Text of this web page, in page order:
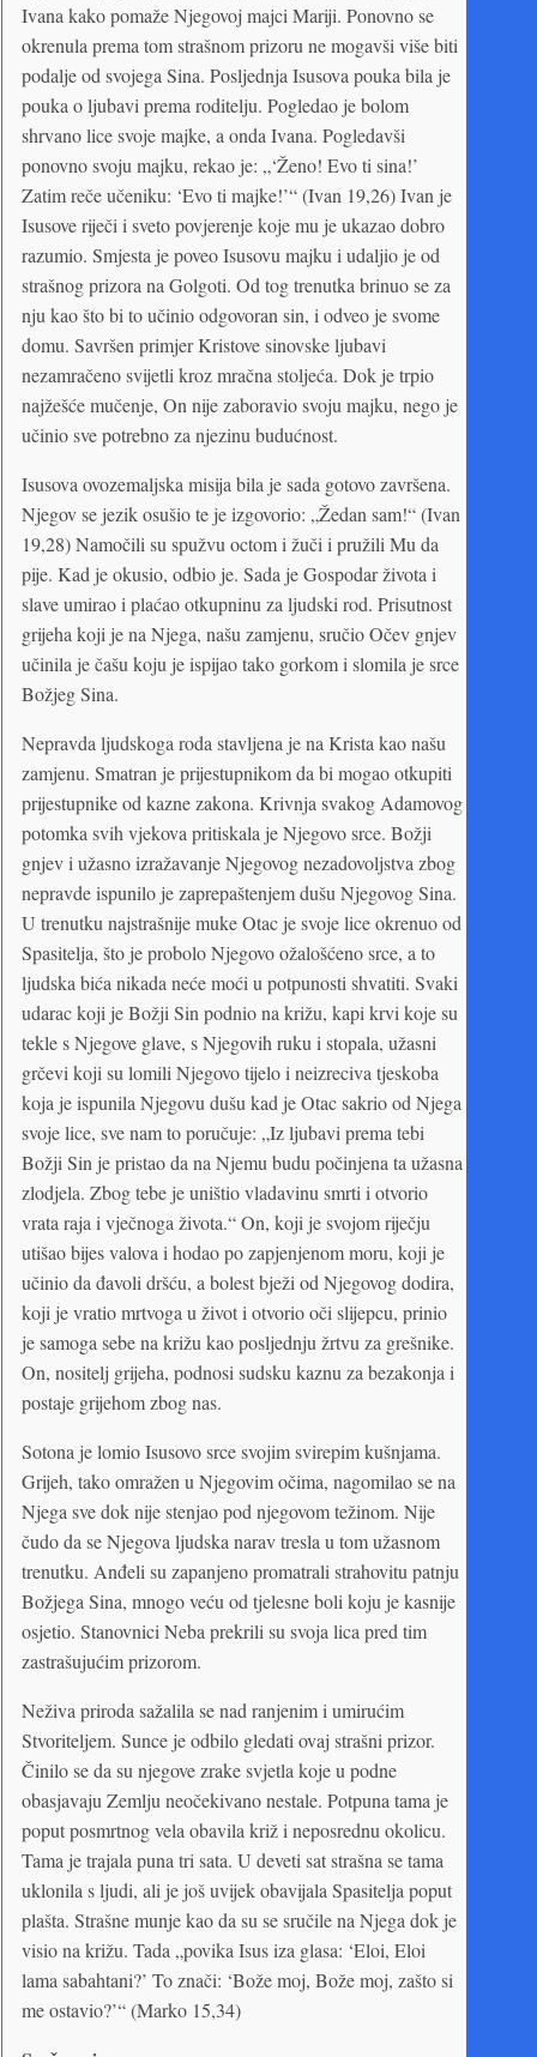
Ivana kako pomaže Njegovoj majci Mariji. Ponovno se
okrenula prema tom strašnom prizoru ne mogavši više biti
podalje od svojega Sina. Posljednja Isusova pouka bila je
pouka o ljubavi prema roditelju. Pogledao je bolom
shrvano lice svoje majke, a onda Ivana. Pogledavši
ponovno svoju majku, rekao je: „‘Ženo! Evo ti sina!’
Zatim reče učeniku: ‘Evo ti majke!’“ (Ivan 19,26) Ivan je
Isusove riječi i sveto povjerenje koje mu je ukazao dobro
razumio. Smjesta je poveo Isusovu majku i udaljio je od
strašnog prizora na Golgoti. Od tog trenutka brinuo se za
nju kao što bi to učinio odgovoran sin, i odveo je svome
domu. Savršen primjer Kristove sinovske ljubavi
nezamračeno svijetli kroz mračna stoljeća. Dok je trpio
najžešće mučenje, On nije zaboravio svoju majku, nego je
učinio sve potrebno za njezinu budućnost.
Isusova ovozemaljska misija bila je sada gotovo završena.
Njegov se jezik osušio te je izgovorio: „Žedan sam!“ (Ivan
19,28) Namočili su spužvu octom i žuči i pružili Mu da
pije. Kad je okusio, odbio je. Sada je Gospodar života i
slave umirao i plaćao otkupninu za ljudski rod. Prisutnost
grijeha koji je na Njega, našu zamjenu, sručio Očev gnjev
učinila je čašu koju je ispijao tako gorkom i slomila je srce
Božjeg Sina.
Nepravda ljudskoga roda stavljena je na Krista kao našu
zamjenu. Smatran je prijestupnikom da bi mogao otkupiti
prijestupnike od kazne zakona. Krivnja svakog Adamovog
potomka svih vjekova pritiskala je Njegovo srce. Božji
gnjev i užasno izražavanje Njegovog nezadovoljstva zbog
nepravde ispunilo je zaprepaštenjem dušu Njegovog Sina.
U trenutku najstrašnije muke Otac je svoje lice okrenuo od
Spasitelja, što je probolo Njegovo ožalošćeno srce, a to
ljudska bića nikada neće moći u potpunosti shvatiti. Svaki
udarac koji je Božji Sin podnio na križu, kapi krvi koje su
tekle s Njegove glave, s Njegovih ruku i stopala, užasni
grčevi koji su lomili Njegovo tijelo i neizreciva tjeskoba
koja je ispunila Njegovu dušu kad je Otac sakrio od Njega
svoje lice, sve nam to poručuje: „Iz ljubavi prema tebi
Božji Sin je pristao da na Njemu budu počinjena ta užasna
zlodjela. Zbog tebe je uništio vladavinu smrti i otvorio
vrata raja i vječnoga života.“ On, koji je svojom riječju
utišao bijes valova i hodao po zapjenjenom moru, koji je
učinio da đavoli dršću, a bolest bježi od Njegovog dodira,
koji je vratio mrtvoga u život i otvorio oči slijepcu, prinio
je samoga sebe na križu kao posljednju žrtvu za grešnike.
On, nositelj grijeha, podnosi sudsku kaznu za bezakonja i
postaje grijehom zbog nas.
Sotona je lomio Isusovo srce svojim svirepim kušnjama.
Grijeh, tako omražen u Njegovim očima, nagomilao se na
Njega sve dok nije stenjao pod njegovom težinom. Nije
čudo da se Njegova ljudska narav tresla u tom užasnom
trenutku. Anđeli su zapanjeno promatrali strahovitu patnju
Božjega Sina, mnogo veću od tjelesne boli koju je kasnije
osjetio. Stanovnici Neba prekrili su svoja lica pred tim
zastrašujućim prizorom.
Neživa priroda sažalila se nad ranjenim i umirućim
Stvoriteljem. Sunce je odbilo gledati ovaj strašni prizor.
Činilo se da su njegove zrake svjetla koje u podne
obasjavaju Zemlju neočekivano nestale. Potpuna tama je
poput posmrtnog vela obavila križ i neposrednu okolicu.
Tama je trajala puna tri sata. U deveti sat strašna se tama
uklonila s ljudi, ali je još uvijek obavijala Spasitelja poput
plašta. Strašne munje kao da su se sručile na Njega dok je
visio na križu. Tada „povika Isus iza glasa: ‘Eloi, Eloi
lama sabahtani?’ To znači: ‘Bože moj, Bože moj, zašto si
me ostavio?’“ (Marko 15,34)